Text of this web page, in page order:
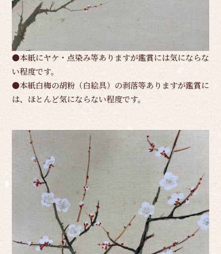
●本紙にヤケ・点染み等ありますが鑑賞には気にならな
い程度です。
●本紙白梅の胡粉（白絵具）の剥落等ありますが鑑賞に
は、ほとんど気にならない程度です。